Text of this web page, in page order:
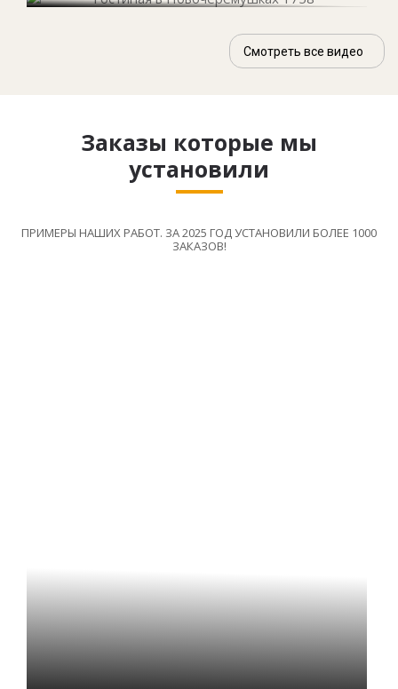
Смотреть все видео
Заказы которые мы
установили
ПРИМЕРЫ НАШИХ РАБОТ. ЗА 2025 ГОД УСТАНОВИЛИ БОЛЕЕ 1000
ЗАКАЗОВ!